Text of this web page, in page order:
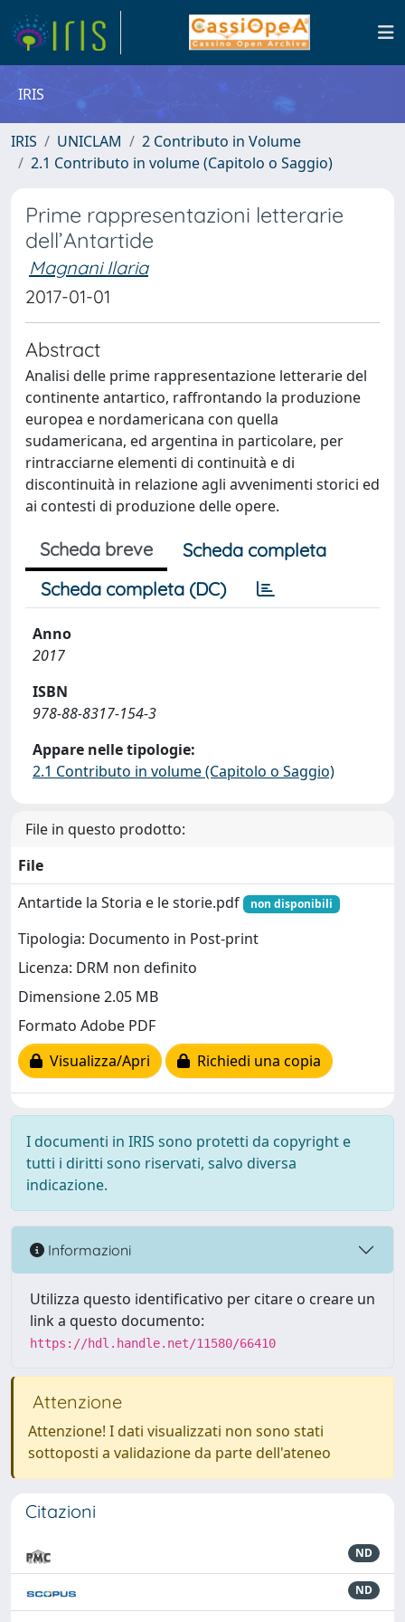
IRIS
IRIS UNICLAM
2 Contributo in Volume
2.1 Contributo in volume (Capitolo o Saggio)
Prime rappresentazioni letterarie
dell’Antartide
Magnani Ilaria
2017-01-01
Abstract
Analisi delle prime rappresentazione letterarie del
continente antartico, raffrontando la produzione
europea e nordamericana con quella
sudamericana, ed argentina in particolare, per
rintracciarne elementi di continuità e di
discontinuità in relazione agli avvenimenti storici ed
ai contesti di produzione delle opere.
Scheda breve
Scheda completa
Scheda completa (DC)
Anno
2017
ISBN
978-88-8317-154-3
Appare nelle tipologie:
2.1 Contributo in volume (Capitolo o Saggio)
File in questo prodotto:
File
Antartide la Storia e le storie.pdf
non disponibili
Tipologia: Documento in Post-print
Licenza: DRM non definito
Dimensione 2.05 MB
Formato Adobe PDF
Visualizza/Apri
Richiedi una copia
I documenti in IRIS sono protetti da copyright e
tutti i diritti sono riservati, salvo diversa
indicazione.
Informazioni
Utilizza questo identificativo per citare o creare un
link a questo documento:
https://hdl.handle.net/11580/66410
Attenzione
Attenzione! I dati visualizzati non sono stati
sottoposti a validazione da parte dell'ateneo
Citazioni
ND
ND